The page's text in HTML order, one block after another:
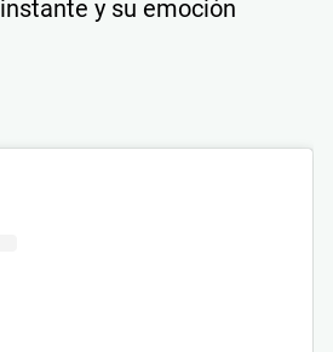
y su emoción